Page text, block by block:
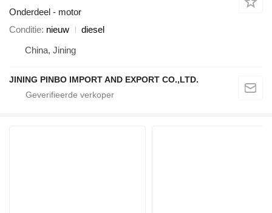
Onderdeel - motor
Conditie nieuw
diesel
China, Jining
JINING PINBO IMPORT AND EXPORT CO.,LTD.